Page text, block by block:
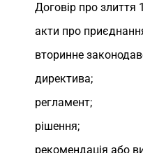
Договір про злиття
акти про
вторинне
директива;
регламент;
рішення;
рекомендація або